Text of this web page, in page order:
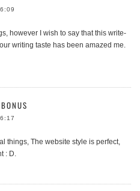
however I wish to say that this write-
writing taste has been amazed me.
things, The website style is perfect,
: D.